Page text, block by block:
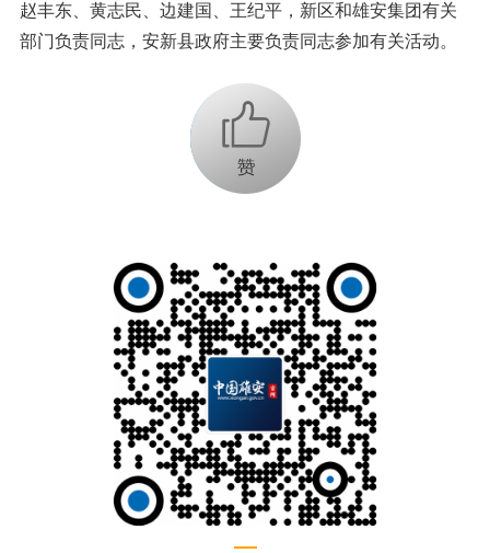
赵丰东、黄志民、边建国、王纪平，新区和雄安集团有关
部门负责同志，安新县政府主要负责同志参加有关活动。
+1